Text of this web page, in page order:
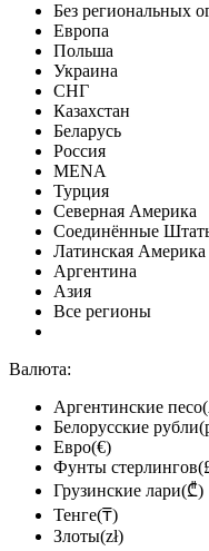
Без региональных
Европа
Польша
Украина
СНГ
Казахстан
Беларусь
Россия
MENA
Турция
Северная Америка
Соединённые
Латинская Америка
Аргентина
Азия
Все регионы
Валюта:
Аргентинские
Белорусские
Евро(€)
Фунты
Грузинские лари(₾)
Тенге(₸)
Злоты(zł)